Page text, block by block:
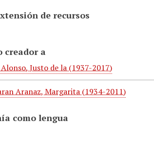
de recursos
creador a
Alonso, Justo de la (1937-2017)
Aranaz, Margarita (1934-2011)
como lengua